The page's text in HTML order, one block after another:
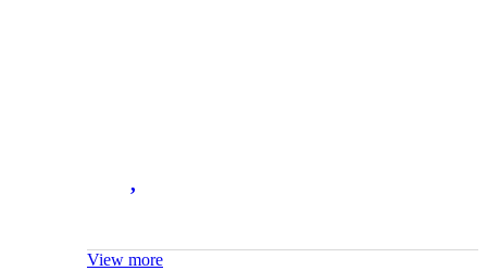
,
View more